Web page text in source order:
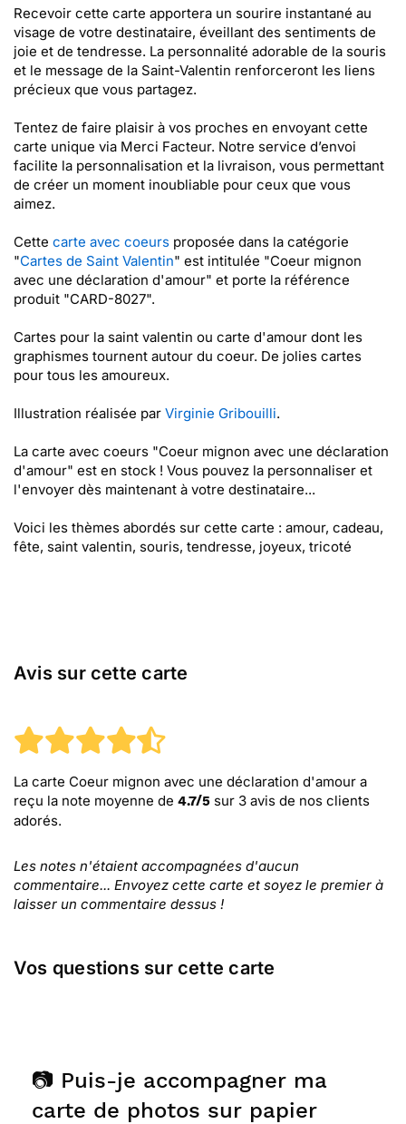
Recevoir cette carte apportera un sourire instantané au
visage de votre destinataire, éveillant des sentiments de
joie et de tendresse. La personnalité adorable de la souris
et le message de la Saint-Valentin renforceront les liens
précieux que vous partagez.
Tentez de faire plaisir à vos proches en envoyant cette
carte unique via Merci Facteur. Notre service d’envoi
facilite la personnalisation et la livraison, vous permettant
de créer un moment inoubliable pour ceux que vous
aimez.
Cette carte avec coeurs proposée dans la catégorie
"Cartes de Saint Valentin" est intitulée "Coeur mignon
avec une déclaration d'amour" et porte la référence
produit "CARD-8027".
Cartes pour la saint valentin ou carte d'amour dont les
graphismes tournent autour du coeur. De jolies cartes
pour tous les amoureux.
Illustration réalisée par Virginie Gribouilli.
La carte avec coeurs "Coeur mignon avec une déclaration
d'amour" est en stock ! Vous pouvez la personnaliser et
l'envoyer dès maintenant à votre destinataire...
Voici les thèmes abordés sur cette carte : amour, cadeau,
fête, saint valentin, souris, tendresse, joyeux, tricoté
Avis sur cette carte
La carte Coeur mignon avec une déclaration d'amour a
reçu la note moyenne de 4.7/5 sur 3 avis de nos clients
adorés.
Les notes n'étaient accompagnées d'aucun
commentaire... Envoyez cette carte et soyez le premier à
laisser un commentaire dessus !
Vos questions sur cette carte
📷 Puis-je accompagner ma
carte de photos sur papier